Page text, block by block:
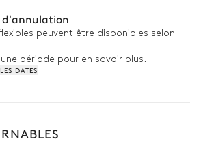
d'annulation
peuvent être disponibles selon
période pour en savoir plus.
DATES